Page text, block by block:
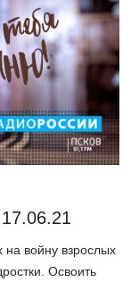
войну взрослых
Освоить